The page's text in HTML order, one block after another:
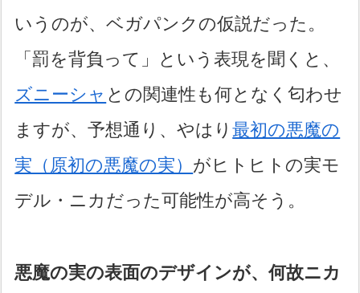
いうのが、ベガパンクの仮説だった。
「罰を背負って」という表現を聞くと、
ズニーシャ との関連性も何となく匂わせ
ますが、予想通り、やはり最初の悪魔の
実（原初の悪魔の実） がヒトヒトの実モ
デル・ニカだった可能性が高そう。
悪魔の実の表面のデザインが、何故ニカ